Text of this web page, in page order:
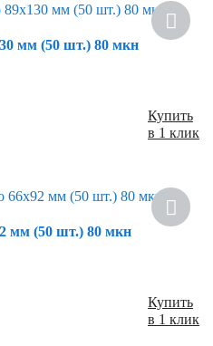
мм (50 шт.) 80 мкн
Купить
в 1 клик
мм (50 шт.) 80 мкн
Купить
в 1 клик